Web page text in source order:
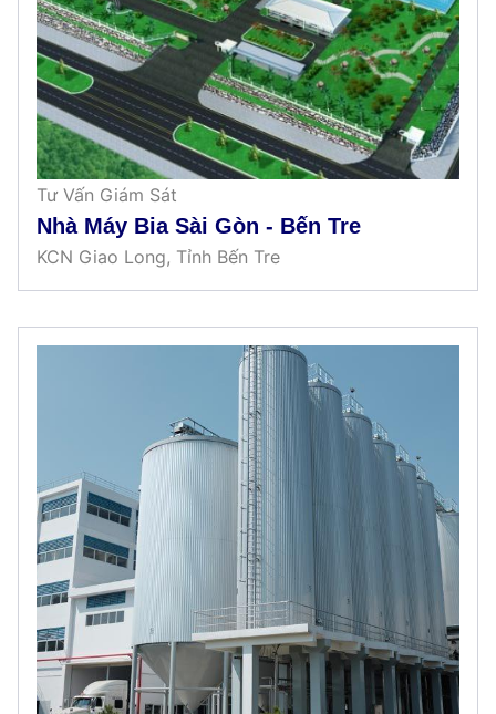
Tư Vấn Giám Sát
Nhà Máy Bia Sài Gòn - Bến Tre
KCN Giao Long, Tỉnh Bến Tre